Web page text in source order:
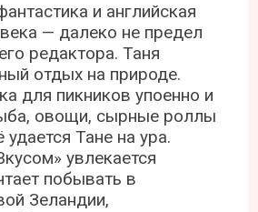
и английская
— далеко не предел
редактора. Таня
отдых на природе.
для пикников упоенно и
овощи, сырные роллы
Тане на ура.
увлекается
побывать в
Зеландии,